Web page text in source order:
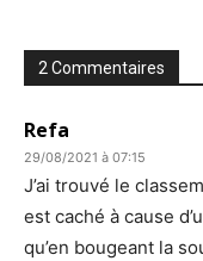
2 Commentaires
Refa
29/08/2021 à 07:15
J’ai trouvé le
est caché à cause
qu’en bougeant la